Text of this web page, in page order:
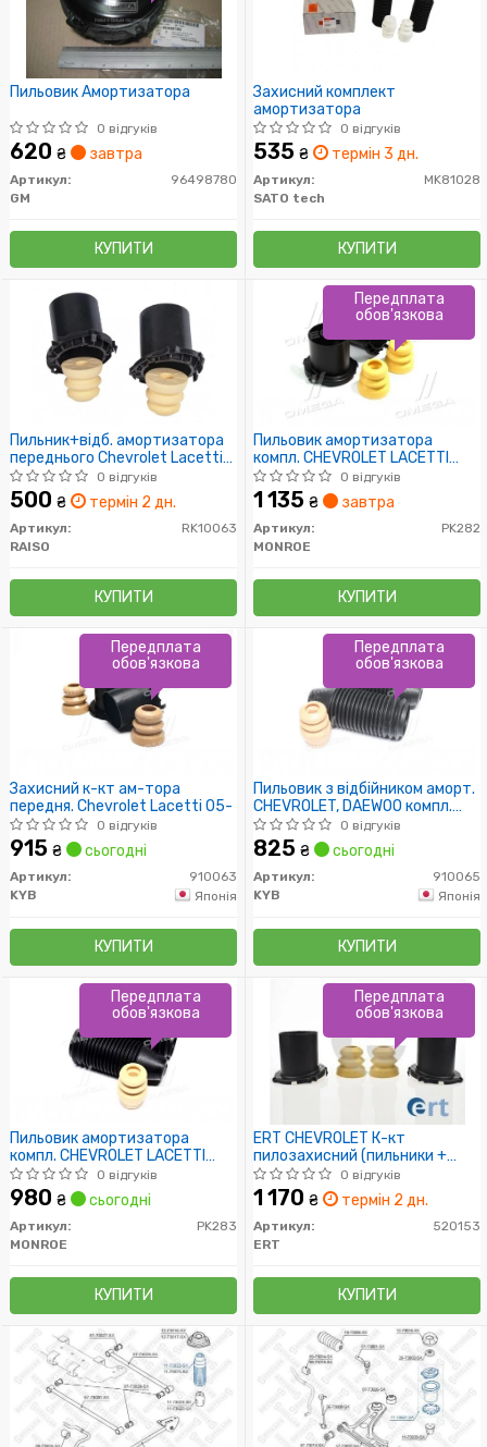
Пильовик Амортизатора
0 відгуків
620 ₴ завтра
Артикул:
96498780
GM
КУПИТИ
Захисний комплект
амортизатора
0 відгуків
535 ₴ термін 3 дн.
Артикул:
MK81028
SATO tech
КУПИТИ
Пильник+відб. амортизатора
переднього Chevrolet Lacetti
05- (к-т 2 шт)0 відгуків
500 ₴ термін 2 дн.
Артикул:
RK10063
RAISO
КУПИТИ
Пильовик амортизатора
компл. CHEVROLET LACETTI
передн. вісь (пр-во Monroe)
0 відгуків
1 135 ₴ завтра
Артикул:
PK282
MONROE
КУПИТИ
Передплата
обов'язкова
Захисний к-кт ам-тора
передня. Chevrolet Lacetti 05-
0 відгуків
915 ₴ сьогодні
Артикул:
910063
KYB
Японія
КУПИТИ
Передплата
обов'язкова
Пильовик з відбійником аморт.
CHEVROLET, DAEWOO компл.
задн. (вир-во Kayaba)
0 відгуків
825 ₴ сьогодні
Артикул:
910065
KYB
Японія
КУПИТИ
Передплата
обов'язкова
Пильовик амортизатора
компл. CHEVROLET LACETTI
задн. вісь (пр-во Monroe)
0 відгуків
980 ₴ сьогодні
Артикул:
PK283
MONROE
КУПИТИ
Передплата
обов'язкова
ERT CHEVROLET К-кт
пилозахисний (пильники +
відбійники) амортизатора
Lacetti 05-
0 відгуків
1 170 ₴ термін 2 дн.
Артикул:
520153
ERT
КУПИТИ
Передплата
обов'язкова